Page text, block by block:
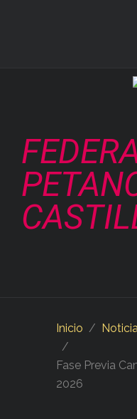
Inicio
Fase Previa
2026